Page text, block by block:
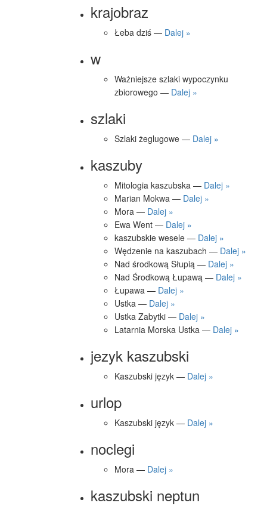
krajobraz
Łeba dziś — Dalej »
w
Ważniejsze szlaki wypoczynku
zbiorowego — Dalej »
szlaki
Szlaki żeglugowe — Dalej »
kaszuby
Mitologia kaszubska — Dalej »
Marian Mokwa — Dalej »
Mora — Dalej »
Ewa Went — Dalej »
kaszubskie wesele — Dalej »
Wędzenie na kaszubach — Dalej »
Nad środkową Słupią — Dalej »
Nad Środkową Łupawą — Dalej »
Łupawa — Dalej »
Ustka — Dalej »
Ustka Zabytki — Dalej »
Latarnia Morska Ustka — Dalej »
jezyk kaszubski
Kaszubski język — Dalej »
urlop
Kaszubski język — Dalej »
noclegi
Mora — Dalej »
kaszubski neptun